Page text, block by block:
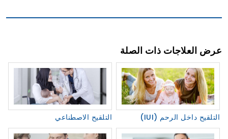
عرض العلاجات ذات الصلة
التلقيح الاصطناعي (IUI) التلقيح داخل الرحم